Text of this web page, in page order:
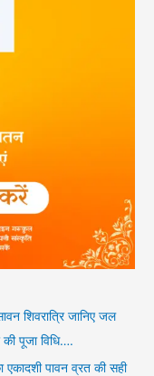
शिवरात्रि जानिए जल
पूजा विधि….
पावन व्रत की सही